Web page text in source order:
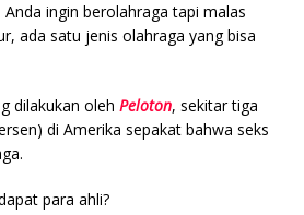
Anda ingin berolahraga tapi malas
ada satu jenis olahraga yang bisa
dilakukan oleh Peloton, sekitar tiga
di Amerika sepakat bahwa seks
para ahli?